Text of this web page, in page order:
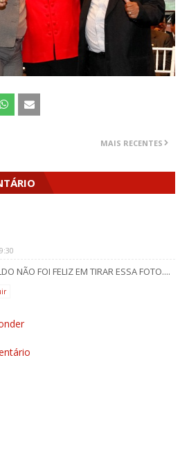
MAIS RECENTES
NÃO FOI FELIZ EM TIRAR ESSA FOTO....